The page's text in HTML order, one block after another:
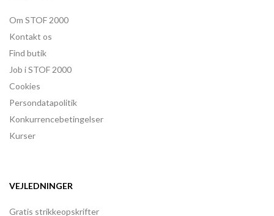
Om STOF 2000
Kontakt os
Find butik
Job i STOF 2000
Cookies
Persondatapolitik
Konkurrencebetingelser
Kurser
VEJLEDNINGER
Gratis strikkeopskrifter